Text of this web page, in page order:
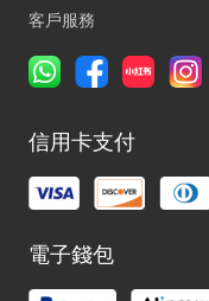
客戶服務
信用卡支付
電子錢包